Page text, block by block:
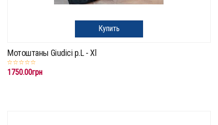
Купить
Мотоштаны Giudici p.L - Xl
1750.00грн